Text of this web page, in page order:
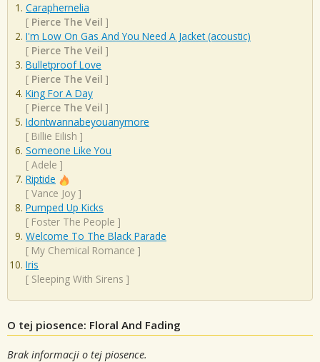
Caraphernelia
[ Pierce The Veil ]
I'm Low On Gas And You Need A Jacket (acoustic)
[ Pierce The Veil ]
Bulletproof Love
[ Pierce The Veil ]
King For A Day
[ Pierce The Veil ]
Idontwannabeyouanymore
[ Billie Eilish ]
Someone Like You
[ Adele ]
Riptide
[ Vance Joy ]
Pumped Up Kicks
[ Foster The People ]
Welcome To The Black Parade
[ My Chemical Romance ]
Iris
[ Sleeping With Sirens ]
O tej piosence: Floral And Fading
Brak informacji o tej piosence.